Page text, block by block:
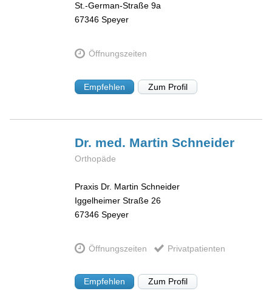
St.-German-Straße 9a
67346 Speyer
Öffnungszeiten
Empfehlen Zum Profil
Dr. med. MartinSchneider
Orthopäde
Praxis Dr. Martin Schneider
Iggelheimer Straße 26
67346 Speyer
Öffnungszeiten Privatpatienten
Empfehlen Zum Profil